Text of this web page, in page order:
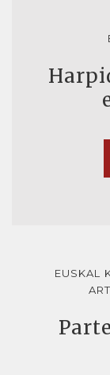
EUSKAL